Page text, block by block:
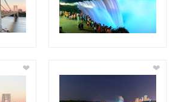
❤ ❤